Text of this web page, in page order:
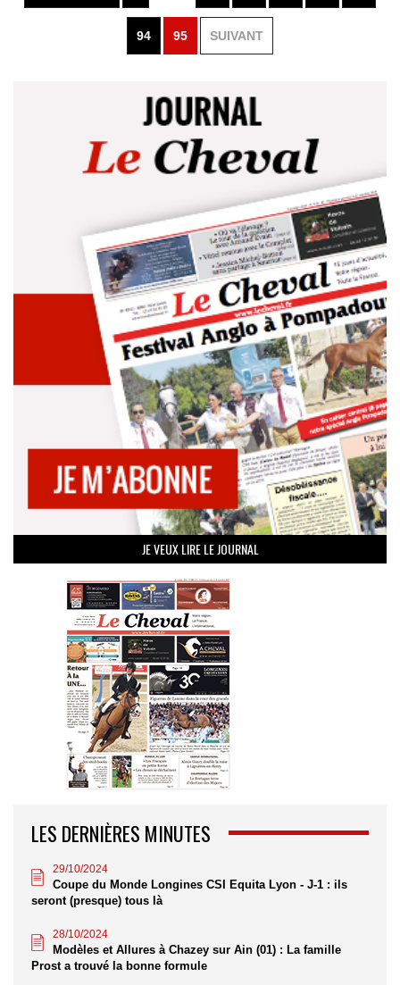
94 95 SUIVANT
JE VEUX LIRE LE JOURNAL
LES DERNIÈRES MINUTES
29/10/2024
Coupe du Monde Longines CSI Equita Lyon - J-1 : ils
seront (presque) tous là
28/10/2024
Modèles et Allures à Chazey sur Ain (01) : La famille
Prost a trouvé la bonne formule